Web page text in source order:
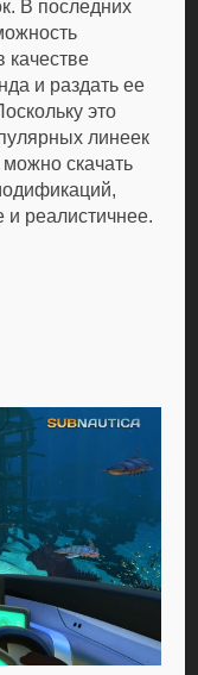
В последних
качестве
и раздать ее
это
линеек
скачать
реалистичнее.